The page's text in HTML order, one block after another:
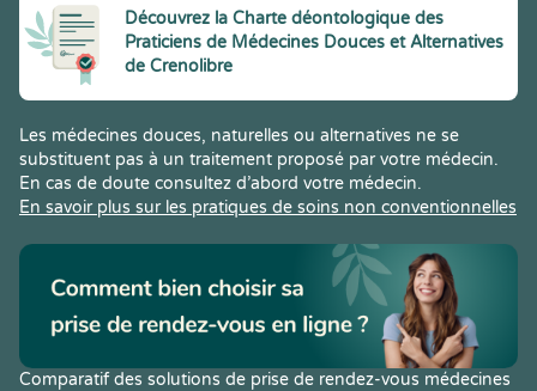
Découvrez la Charte déontologique des
Praticiens de Médecines Douces et Alternatives
de Crenolibre
Les médecines douces, naturelles ou alternatives ne se
substituent pas à un traitement proposé par votre médecin.
En cas de doute consultez d’abord votre médecin.
En savoir plus sur les pratiques de soins non conventionnelles
Comparatif des solutions de prise de rendez-vous médecines